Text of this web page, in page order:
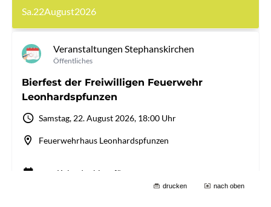
drucken nach oben